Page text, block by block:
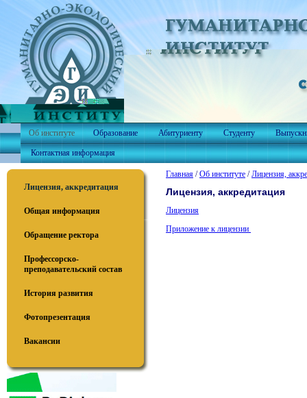
Об институте Образование Абитуриенту Студенту
Контактная информация
Лицензия, аккредитация
Общая информация
Обращение ректора
Профессорско-
преподавательский состав
История развития
Фотопрезентация
Вакансии
Главная /Об институте /Лицензия,
Лицензия, аккредитация
Лицензия
Приложение к лицензии